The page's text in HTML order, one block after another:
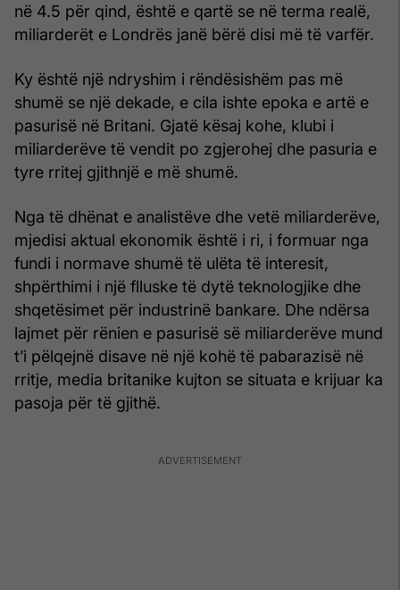
në 4.5 për qind, është e qartë se në terma realë,
miliarderët e Londrës janë bërë disi më të varfër.
Ky është një ndryshim i rëndësishëm pas më
shumë se një dekade, e cila ishte epoka e artë e
pasurisë në Britani. Gjatë kësaj kohe, klubi i
miliarderëve të vendit po zgjerohej dhe pasuria e
tyre rritej gjithnjë e më shumë.
Nga të dhënat e analistëve dhe vetë miliarderëve,
mjedisi aktual ekonomik është i ri, i formuar nga
fundi i normave shumë të ulëta të interesit,
shpërthimi i një flluske të dytë teknologjike dhe
shqetësimet për industrinë bankare. Dhe ndërsa
lajmet për rënien e pasurisë së miliarderëve mund
t’i pëlqejnë disave në një kohë të pabarazisë në
rritje, media britanike kujton se situata e krijuar ka
pasoja për të gjithë.